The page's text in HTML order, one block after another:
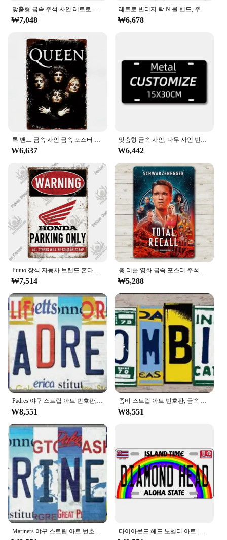
accomplishments. The plaques are also suitable for
decorative purposes, adding a touch of
sophistication to any space. The wholesale
vendors and suppliers looking to offer a high-
quality product to their customers.
**Adaptable to Various Scenarios**
Whether you're looking to celebrate an individual's
accomplishment or adorn your office with a touch
of elegance, these 주석 플래이트 명패 are versatile
enough to fit any scenario. They can be used for
sales, as awards, or as a decorative element in
homes, offices, or educational institutions. The sets
available for sale are perfect for those looking to
supply for their needs.
맞춤형 금속 주석 사인 레트로 플라크 홈 장식 벽 스티커, 아트 포스터 개인 플레이트, ZSS61, 30x0cm, 30x15cm
₩7,048
레트로 빈티지 락 N 롤 밴드, 주석 사인 도어, ZZTOP 퀸 음악 포스터 장식 플라크, 금속 플레이트 벽 장식
₩6,678
록 밴드 금속 사인 금속 포스터 주석 사인 빈티지 플라크 금속 벽 플레이트, 워크샵 바, 펍 차고 클럽, 레트로 홈 벽 장식
₩6,637
맞춤형 금속 사인, 나무 사인 번호판, 주석 사인, 빈티지 플라크, 벽 장식, 바 사인, 집 장식, 생일 선물
₩6,442
Putuo 장식 자동차 브랜드 혼다 경고 주차 빈티지 금속 플레이트 주석 사인 벽 장식, 차고 주차용, 남자 동굴 벽 장식
₩7,514
총 리콜 영화 금속 포스터 주석 사인, 수집 플레이트, 20x30cm
₩5,288
Padres 야구 스트립 아트 번호판, 금속 주석 사인 플라크, 벽 장식
₩8,551
좀비 스트립 아트 번호판, 금속 주석 사인 그림 플라크, 아트 벽 장식
₩8,551